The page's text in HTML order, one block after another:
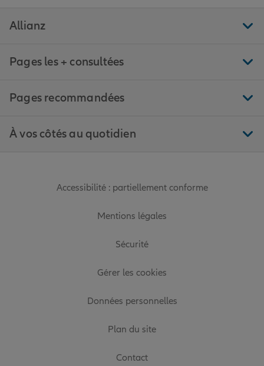
Allianz
Pages les + consultées
Pages recommandées
À vos côtés au quotidien
Accessibilité : partiellement conforme
Mentions légales
Sécurité
Gérer les cookies
Données personnelles
Plan du site
Contact